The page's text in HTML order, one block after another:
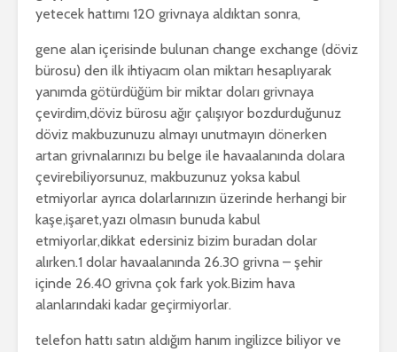
yetecek hattımı 120 grivnaya aldıktan sonra,
gene alan içerisinde bulunan change exchange (döviz
bürosu) den ilk ihtiyacım olan miktarı hesaplıyarak
yanımda götürdüğüm bir miktar doları grivnaya
çevirdim,döviz bürosu ağır çalışıyor bozdurduğunuz
döviz makbuzunuzu almayı unutmayın dönerken
artan grivnalarınızı bu belge ile havaalanında dolara
çevirebiliyorsunuz, makbuzunuz yoksa kabul
etmiyorlar ayrıca dolarlarınızın üzerinde herhangi bir
kaşe,işaret,yazı olmasın bunuda kabul
etmiyorlar,dikkat edersiniz bizim buradan dolar
alırken.1 dolar havaalanında 26.30 grivna – şehir
içinde 26.40 grivna çok fark yok.Bizim hava
alanlarındaki kadar geçirmiyorlar.
telefon hattı satın aldığım hanım ingilizce biliyor ve